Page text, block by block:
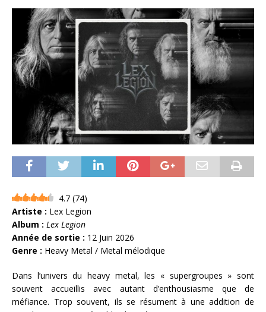
4.7 (74)
Artiste : Lex Legion
Album : Lex Legion
Année de sortie : 12 Juin 2026
Genre : Heavy Metal / Metal mélodique
Dans l’univers du heavy metal, les « supergroupes » sont
souvent accueillis avec autant d’enthousiasme que de
méfiance. Trop souvent, ils se résument à une addition de